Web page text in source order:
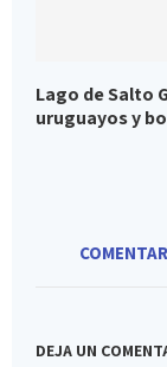
Lago de Salto
uruguayos y
DEJA UN